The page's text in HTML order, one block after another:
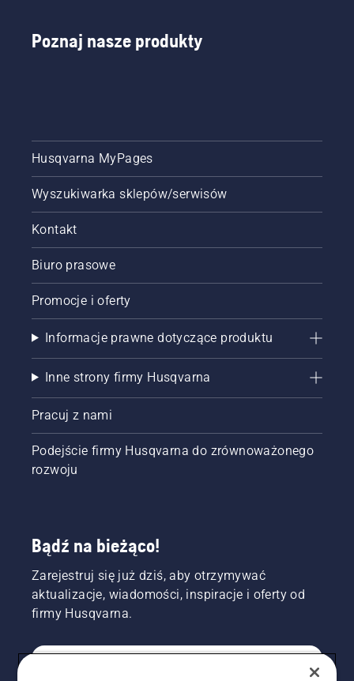
Poznaj nasze produkty
Husqvarna MyPages
Wyszukiwarka sklepów/serwisów
Kontakt
Biuro prasowe
Promocje i oferty
Informacje prawne dotyczące produktu
Inne strony firmy Husqvarna
Pracuj z nami
Podejście firmy Husqvarna do zrównoważonego
rozwoju
Bądź na bieżąco!
Zarejestruj się już dziś, aby otrzymywać
aktualizacje, wiadomości, inspiracje i oferty od
firmy Husqvarna.